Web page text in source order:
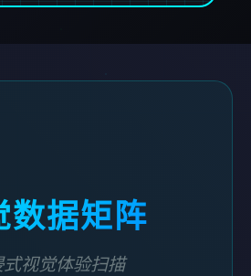
数据矩阵
式视觉体验扫描